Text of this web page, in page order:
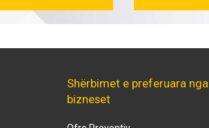
Shërbimet e preferuara nga
bizneset